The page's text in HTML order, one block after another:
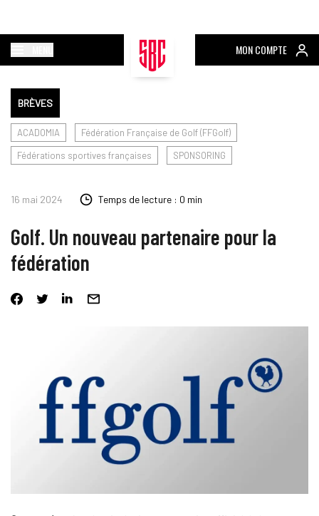
MON COMPTE
BRÈVES
ACADOMIA
Fédération Française de Golf (FFGolf)
Fédérations sportives françaises
SPONSORING
16 mai 2024 Temps de lecture : 0 min
Golf. Un nouveau partenaire pour la
fédération